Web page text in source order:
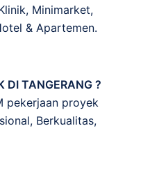
Minimarket,
& Apartemen.
DI TANGERANG ?
pekerjaan proyek
Berkualitas,